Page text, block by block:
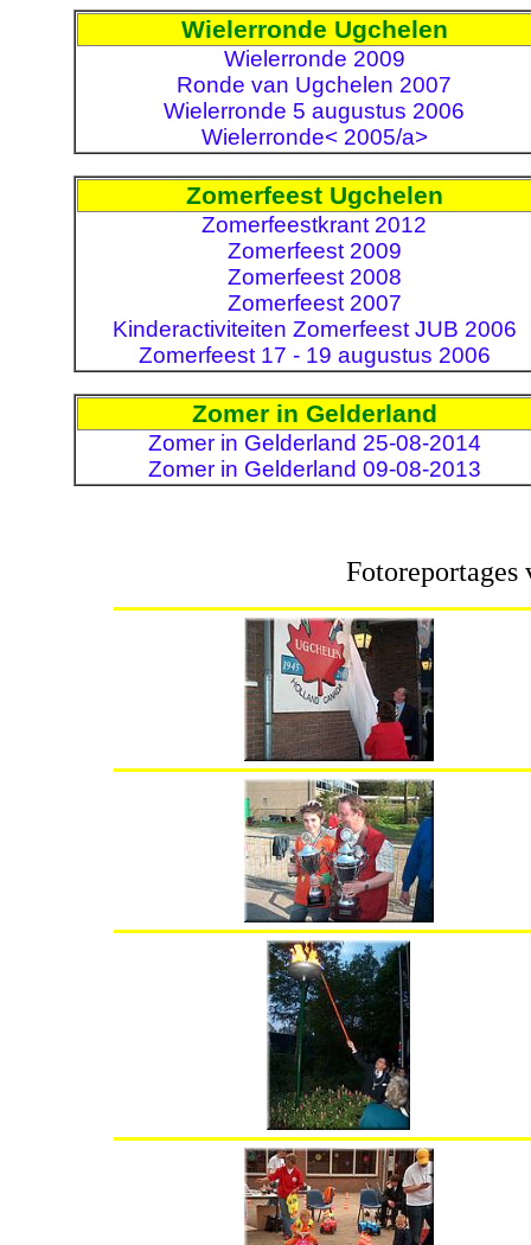
Wielerronde Ugchelen
Wielerronde 2009
Ronde van Ugchelen 2007
Wielerronde 5 augustus 2006
Wielerronde< 2005/a>
Zomerfeest Ugchelen
Zomerfeestkrant 2012
Zomerfeest 2009
Zomerfeest 2008
Zomerfeest 2007
Kinderactiviteiten Zomerfeest JUB 2006
Zomerfeest 17 - 19 augustus 2006
Zomer in Gelderland
Zomer in Gelderland 25-08-2014
Zomer in Gelderland 09-08-2013
Fotoreportages